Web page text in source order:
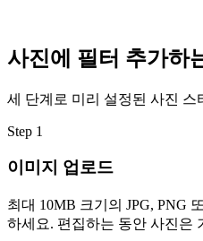
사진에 필터 추가하
세 단계로 미리 설정된 사진 스
Step 1
이미지 업로드
최대 10MB 크기의 JPG, PNG
하세요. 편집하는 동안 사진은